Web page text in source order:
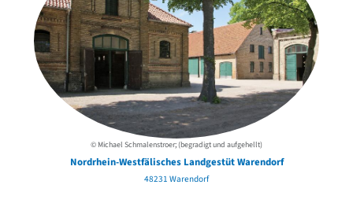
© Michael Schmalenstroer; (begradigt und aufgehellt)
Nordrhein-Westfälisches Landgestüt Warendorf
48231 Warendorf